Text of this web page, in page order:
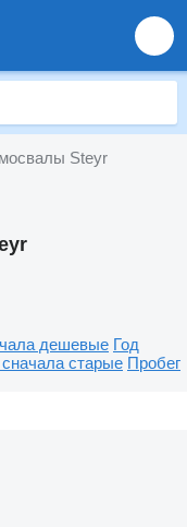
Steyr
дешевые Год
старые Пробег